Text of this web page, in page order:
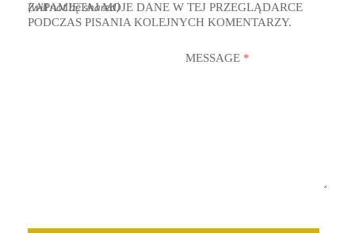
(will not be shared)
ZAPAMIĘTAJ MOJE DANE W TEJ PRZEGLĄDARCE
PODCZAS PISANIA KOLEJNYCH KOMENTARZY.
MESSAGE *